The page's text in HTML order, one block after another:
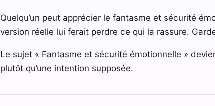
Quelqu’un peut apprécier le fantasme et sécurité
version réelle lui ferait perdre ce qui la rassure.
Le sujet « Fantasme et sécurité émotionnelle »
plutôt qu’une intention supposée.